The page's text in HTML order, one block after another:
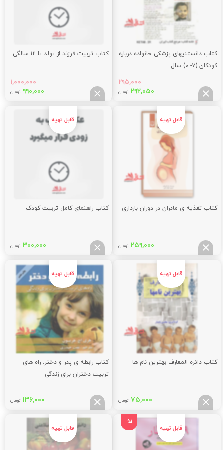
کتاب دانستنیهای پزشکی خانواده درباره
کودکان (۷- ۰) سال
۲۹۵,۰۰۰
قیمت
۲۹۵,۰۰۰
تومان
بود.
۲۹۲,۰۵۰ تومانقیمت
فعلی:
کتاب تربیت فرزند از تولد تا ۱۲ سالگی
۱,۰۰۰,۰۰۰
قیمت
تومان
۹۹۰,۰۰۰ تومان
کتاب تغذیه ی مادران در دوران بارداری
۲۵۹,۰۰۰ تومان
کتاب راهنمای کامل تربیت کودک
۳۰۰,۰۰۰ تومان
کتاب دائره المعارف بهترین نام ها
۷۵,۰۰۰ تومان
کتاب رابطه ی پدر و دختر: راه های
تربیت دختران برای زندگی
۱۳۶,۰۰۰ تومان